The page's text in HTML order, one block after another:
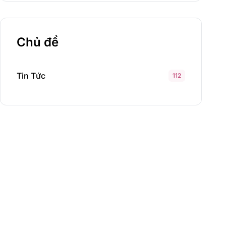
Chủ đề
Tin Tức 112